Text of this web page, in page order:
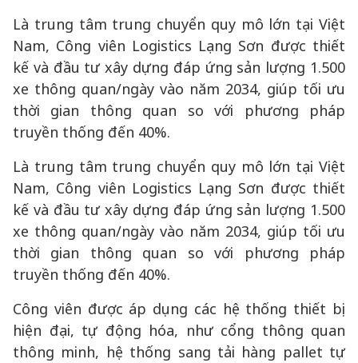
Là trung tâm trung chuyển quy mô lớn tại Việt
Nam, Công viên Logistics Lạng Sơn được thiết
kế và đầu tư xây dựng đáp ứng sản lượng 1.500
xe thông quan/ngày vào năm 2034, giúp tối ưu
thời gian thông quan so với phương pháp
truyền thống đến 40%.
Là trung tâm trung chuyển quy mô lớn tại Việt
Nam, Công viên Logistics Lạng Sơn được thiết
kế và đầu tư xây dựng đáp ứng sản lượng 1.500
xe thông quan/ngày vào năm 2034, giúp tối ưu
thời gian thông quan so với phương pháp
truyền thống đến 40%.
Công viên được áp dụng các hệ thống thiết bị
hiện đại, tự động hóa, như cổng thông quan
thông minh, hệ thống sang tải hàng pallet tự